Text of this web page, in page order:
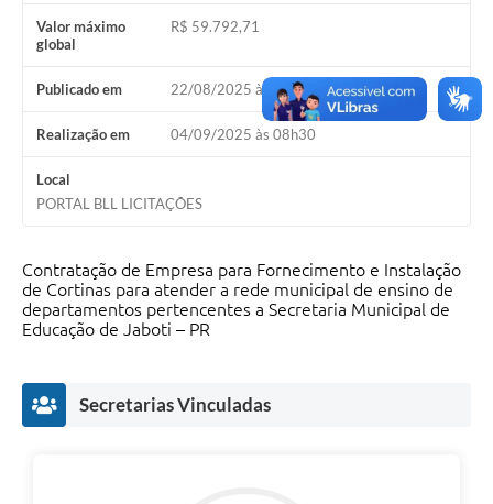
Valor máximo
global
R$ 59.792,71
Publicado em 22/08/2025 às 08h00
Realização em 04/09/2025 às 08h30
Local
PORTAL BLL LICITAÇÕES
Contratação de Empresa para Fornecimento e Instalação
de Cortinas para atender a rede municipal de ensino de
departamentos pertencentes a Secretaria Municipal de
Educação de Jaboti – PR
Secretarias Vinculadas